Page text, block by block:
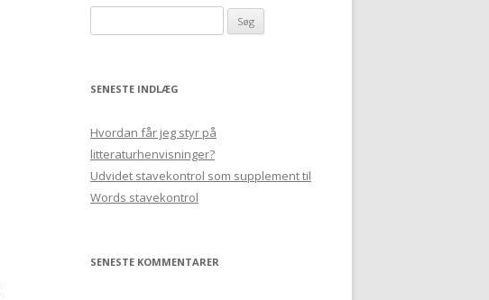
efter:
SENESTE INDLÆG
Hvordan får jeg styr på
litteraturhenvisninger?
Udvidet stavekontrol som supplement til
Words stavekontrol
SENESTE KOMMENTARER